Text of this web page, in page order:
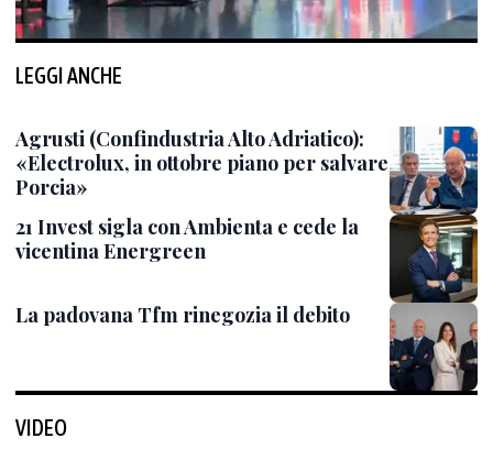
LEGGI ANCHE
Agrusti (Confindustria Alto Adriatico):
«Electrolux, in ottobre piano per salvare
Porcia»
21 Invest sigla con Ambienta e cede la
vicentina Energreen
La padovana Tfm rinegozia il debito
VIDEO